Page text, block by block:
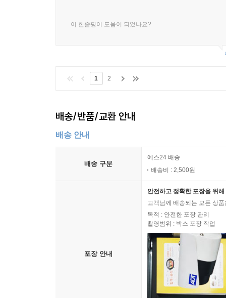
이 한줄평이 도움이 되었나요?
1 2
배송/반품/교환 안내
배송 안내
배송 구분
예스24 배송
배송비 : 2,500원
포장 안내
안전하고 정확한 포장을 위
고객님께 배송되는 모든 상
목적 : 안전한 포장 관리
촬영범위 : 박스 포장 작업